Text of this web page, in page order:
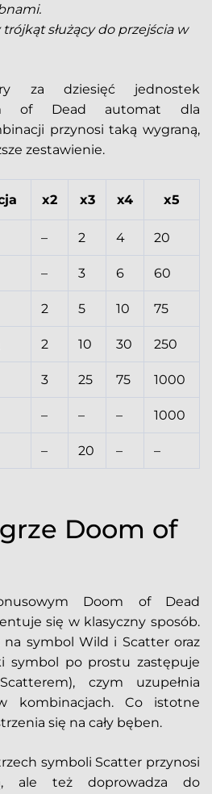
służący do przejścia w
za dziesięć jednostek
of Dead automat dla
przynosi taką wygraną,
zestawienie.
x2 x3 x4 x5
– 2 4 20
– 3 6 60
2 5 10 75
2 10 30 250
3 25 75 1000
– – – 1000
– 20 – –
Doom of
Doom of Dead
się w klasyczny sposób.
symbol Wild i Scatter oraz
symbol po prostu zastępuje
czym uzupełnia
kombinacjach. Co istotne
się na cały bęben.
symboli Scatter przynosi
ale też doprowadza do